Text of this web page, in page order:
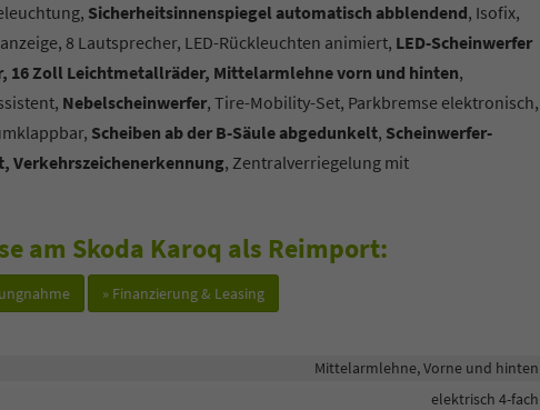
Sicherheitsinnenspiegel automatisch abblendend, Isofix,
8 Lautsprecher, LED-Rückleuchten animiert, LED-Scheinwerfer
16 Zoll Leichtmetallräder, Mittelarmlehne vorn und hinten,
Nebelscheinwerfer, Tire-Mobility-Set, Parkbremse elektronisch,
Scheiben ab der B-Säule abgedunkelt, Scheinwerfer-
Verkehrszeichenerkennung, Zentralverriegelung mit
am Skoda Karoq als Reimport:
» Finanzierung & Leasing
Mittelarmlehne, Vorne und hinten
elektrisch 4-fach